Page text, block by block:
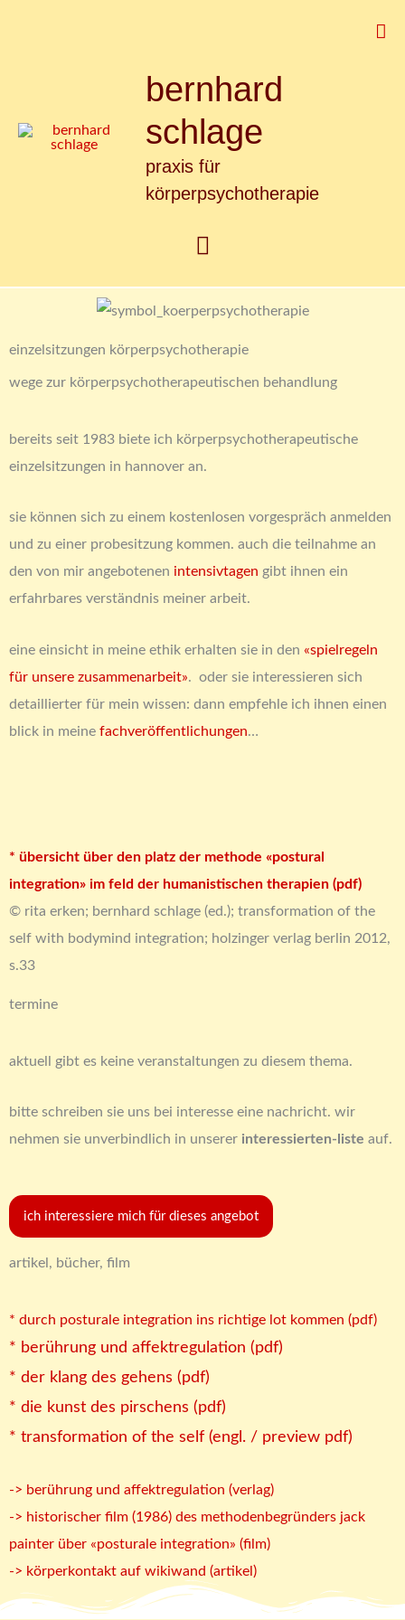
bernhard
schlage
praxis für
körperpsychotherapie
Hauptmenü
einzelsitzungen körperpsychotherapie
wege zur körperpsychotherapeutischen behandlung
bereits seit 1983 biete ich körperpsychotherapeutische
einzelsitzungen in hannover an.
sie können sich zu einem kostenlosen vorgespräch anmelden
und zu einer probesitzung kommen. auch die teilnahme an
den von mir angebotenen intensivtagen gibt ihnen ein
erfahrbares verständnis meiner arbeit.
eine einsicht in meine ethik erhalten sie in den «spielregeln
für unsere zusammenarbeit». oder sie interessieren sich
detaillierter für mein wissen: dann empfehle ich ihnen einen
blick in meine fachveröffentlichungen…
* übersicht über den platz der methode «postural
integration» im feld der humanistischen therapien (pdf)
© rita erken; bernhard schlage (ed.); transformation of the
self with bodymind integration; holzinger verlag berlin 2012,
s.33
termine
aktuell gibt es keine veranstaltungen zu diesem thema.
bitte schreiben sie uns bei interesse eine nachricht. wir
nehmen sie unverbindlich in unserer interessierten-liste auf.
ich interessiere mich für dieses angebot
artikel, bücher, film
* durch posturale integration ins richtige lot kommen (pdf)
* berührung und affektregulation (pdf)
* der klang des gehens (pdf)
* die kunst des pirschens (pdf)
* transformation of the self (engl. / preview pdf)
-> berührung und affektregulation (verlag)
-> historischer film (1986) des methodenbegründers jack
painter über «posturale integration» (film)
-> körperkontakt auf wikiwand (artikel)